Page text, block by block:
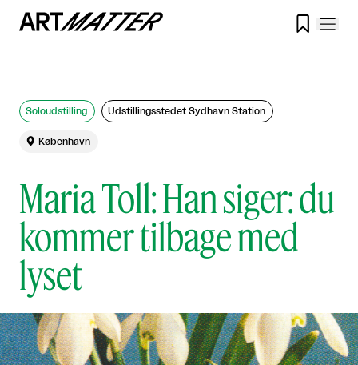

Maria Toll: Han siger: du
kommer tilbage med
lyset
Soloudstilling Udstillingsstedet Sydhavn Station
 København